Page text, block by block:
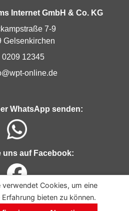
Internet GmbH & Co. KG
7-9
Gelsenkirchen
0209 12345
wpt-onl ine.de
WhatsApp senden:
uns auf Facebook:
verwendet Cookies, um eine
bieten zu können.